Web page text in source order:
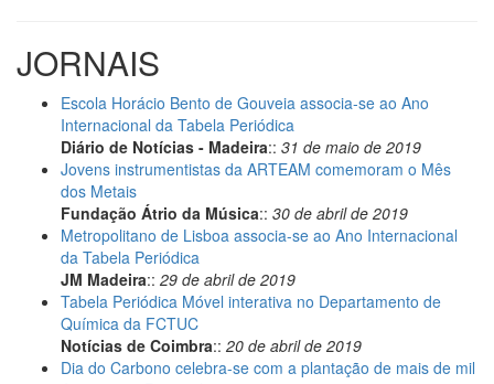
JORNAIS
Escola Horácio Bento de Gouveia associa-se ao Ano
Internacional da Tabela Periódica
Diário de Notícias - Madeira:: 31 de maio de 2019
Jovens instrumentistas da ARTEAM comemoram o Mês
dos Metais
Fundação Átrio da Música:: 30 de abril de 2019
Metropolitano de Lisboa associa-se ao Ano Internacional
da Tabela Periódica
JM Madeira:: 29 de abril de 2019
Tabela Periódica Móvel interativa no Departamento de
Química da FCTUC
Notícias de Coimbra:: 20 de abril de 2019
Dia do Carbono celebra-se com a plantação de mais de mil